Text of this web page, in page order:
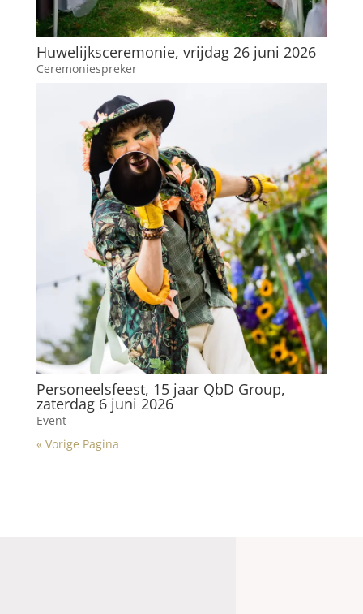
Huwelijksceremonie, vrijdag 26 juni 2026
Ceremoniespreker
Personeelsfeest, 15 jaar QbD Group,
zaterdag 6 juni 2026
Event
« Vorige Pagina